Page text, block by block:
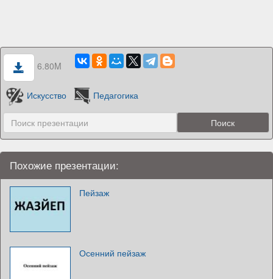
6.80M
Искусство Педагогика
Похожие презентации:
Пейзаж
Осенний пейзаж